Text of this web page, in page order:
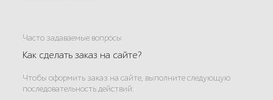
Часто задаваемые вопросы
Как сделать заказ на сайте?
Чтобы оформить заказ на сайте, выполните следующую
последовательность действий: